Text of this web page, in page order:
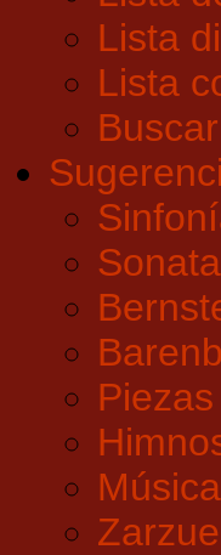
Lista
Lista